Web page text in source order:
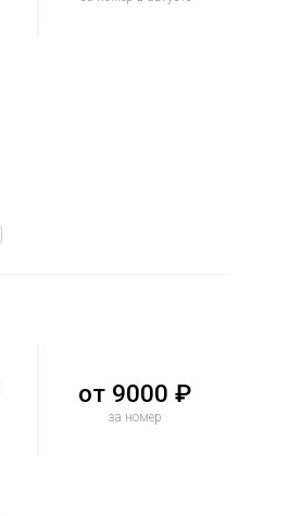
от 9000 ₽
за номер